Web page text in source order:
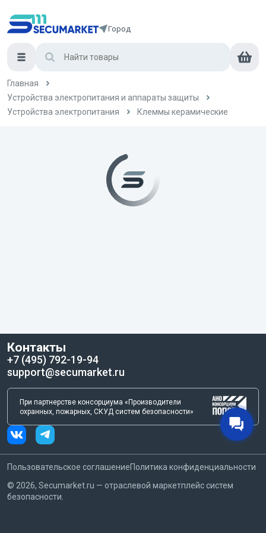
Город
Главная
Устройства электропитания и аппараты защиты
Устройства электропитания
Клеммы керамические
Контакты
+7 (495) 792-19-94
support@secumarket.ru
При партнерстве консорциума «Производители
охранных, пожарных, СКУД систем безопасности»
Пользовательское соглашениеПолитика конфиденциальности
© 2026, Secumarket.ru — отраслевой маркетплейс систем
безопасности.